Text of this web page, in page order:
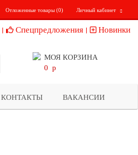
Личный кабинет
Отложенные товары (0)
Спецпредложения Новинки
МОЯ КОРЗИНА
0 p
КОНТАКТЫ ВАКАНСИИ